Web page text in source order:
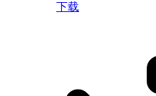
下载